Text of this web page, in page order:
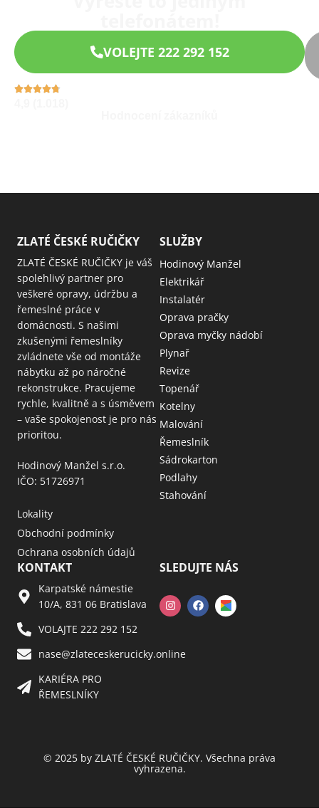
VOLEJTE 222 292 152
ZLATÉ ČESKÉ RUČIČKY
ZLATÉ ČESKÉ RUČIČKY je váš
spolehlivý partner pro
veškeré opravy, údržbu a
řemeslné práce v
domácnosti. S našimi
zkušenými řemeslníky
zvládnete vše od montáže
nábytku až po náročné
rekonstrukce. Pracujeme
rychle, kvalitně a s úsměvem
– vaše spokojenost je pro nás
prioritou.
Hodinový Manžel s.r.o.
IČO: 51726971
Lokality
Obchodní podmínky
Ochrana osobních údajů
SLUŽBY
Hodinový Manžel
Elektrikář
Instalatér
Oprava pračky
Oprava myčky nádobí
Plynař
Revize
Topenář
Kotelny
Malování
Řemeslník
Sádrokarton
Podlahy
Stahování
KONTAKT
Karpatské námestie
10/A, 831 06 Bratislava
VOLAJTE 222 292 152
nase@zlateceskerucicky.online
KARIÉRA PRO
ŘEMESLNÍKY
SLEDUJTE NÁS
© 2025 by ZLATÉ ČESKÉ RUČIČKY. Všechna práva
vyhrazena.